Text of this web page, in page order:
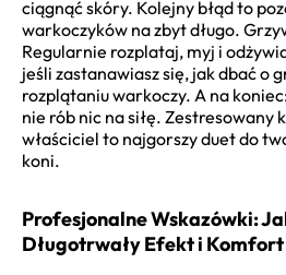
ciągnąć skóry. Kolejny błąd to
warkoczyków na zbyt długo.
Regularnie rozplataj, myj i
jeśli zastanawiasz się, jak dbać o
rozplątaniu warkoczy. A na
nie rób nic na siłę. Zestresowany
właściciel to najgorszy duet do
koni.
Profesjonalne Wskazówki:
Długotrwały Efekt i Komfort